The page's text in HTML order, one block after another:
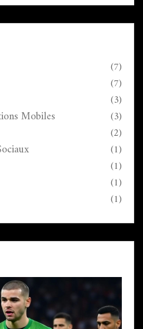
engagé avec notre
aux commentaires et en
De plus, nous devons
et des partenaires
analyser les données
fonction des résultats
à long terme.
(7)
(7)
(3)
Mobiles (3)
(2)
(1)
(1)
(1)
(1)